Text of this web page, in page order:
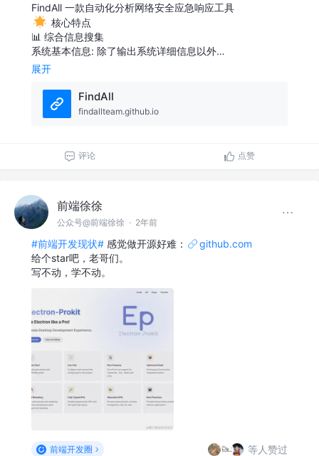
FindAll 一款自动化分析网络安全应急响应工具
核心特点
📊 综合信息搜集
系统基本信息: 除了输出系统详细信息以外…
展开
FindAll
findallteam.github.io
评论 点赞
前端徐徐
公众号@前端徐徐 · 2年前
#前端开发现状# 感觉做开源好难：
github.com
给个star吧，老哥们。
写不动，学不动。
前端开发圈 等人赞过